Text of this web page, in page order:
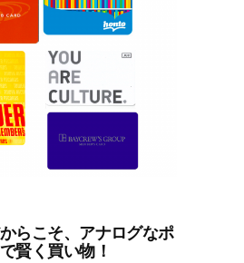
らこそ、アナログなポ
賢く買い物！